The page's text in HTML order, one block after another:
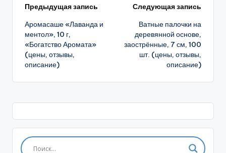
Навигация
записи
Предыдущая запись
Аромасаше «Лаванда и
ментол», 10 г,
«Богатство Аромата»
(цены, отзывы,
описание)
Следующая запись
Ватные палочки на
деревянной основе,
заострённые, 7 см, 100
шт. (цены, отзывы,
описание)